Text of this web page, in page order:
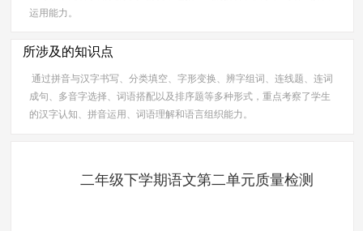
运用能力。
所涉及的知识点
通过拼音与汉字书写、分类填空、字形变换、辨字组词、连线题、连词
成句、多音字选择、词语搭配以及排序题等多种形式，重点考察了学生
的汉字认知、拼音运用、词语理解和语言组织能力。
二年级下学期语文第二单元质量检测